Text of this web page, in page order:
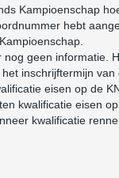
Kampioenschap
hebt
nog geen informatie.
inschrijftermijn
eisen op de
kwalificatie eisen
kwalificatie